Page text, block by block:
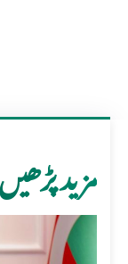
مزید پڑھیں